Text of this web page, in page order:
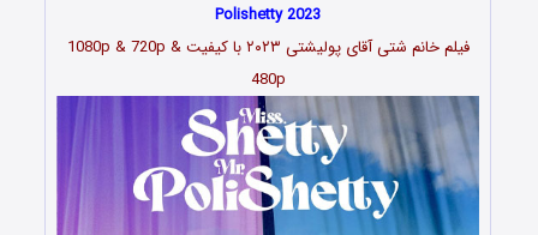
Polishetty 2023
فیلمخانم شتی آقای پولیشتی ۲۰۲۳
با کیفیت 1080p & 720p &
480p